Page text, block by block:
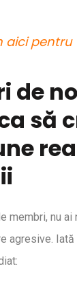
aici pentru
de
să
membri, nu
agresive.